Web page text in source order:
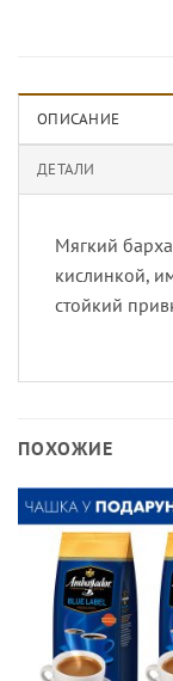
ОПИСАНИЕ
ДЕТАЛИ
Мягкий
кислинкой,
стойкий
ПОХОЖИЕ